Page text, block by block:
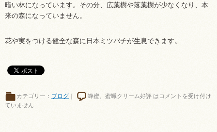
暗い林になっています。その分、広葉樹や落葉樹が少なくなり、本
来の森になっていません。
花や実をつける健全な森に日本ミツバチが生息できます。
カテゴリー： ブログ 蜂蜜、蜜蝋クリーム好評 は コメントを受け付け
ていません